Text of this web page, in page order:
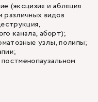
(эксцизия и абляция
различных видов
канала, аборт);
узлы, полипы;